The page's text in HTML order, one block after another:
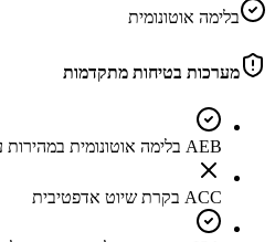
בלימה אוטונומית
מערכות בטיחות מתקדמות
AEB בלימה אוטונומית במהירות עירוניות
ACC בקרת שיוט אדפטיבית